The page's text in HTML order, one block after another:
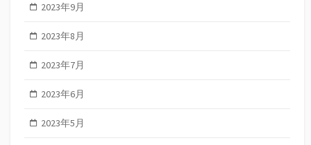
2023年9月
2023年8月
2023年7月
2023年6月
2023年5月